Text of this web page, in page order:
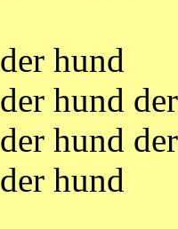
der hund
der hund
der hund
der hund